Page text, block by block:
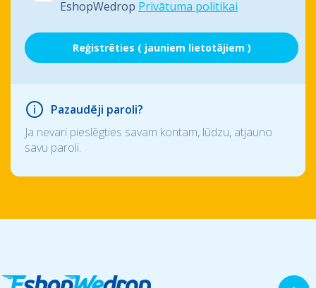
EshopWedrop Privātuma politikai
Pazaudēji paroli?
Ja nevari pieslēgties savam kontam, lūdzu, atjauno
savu paroli.